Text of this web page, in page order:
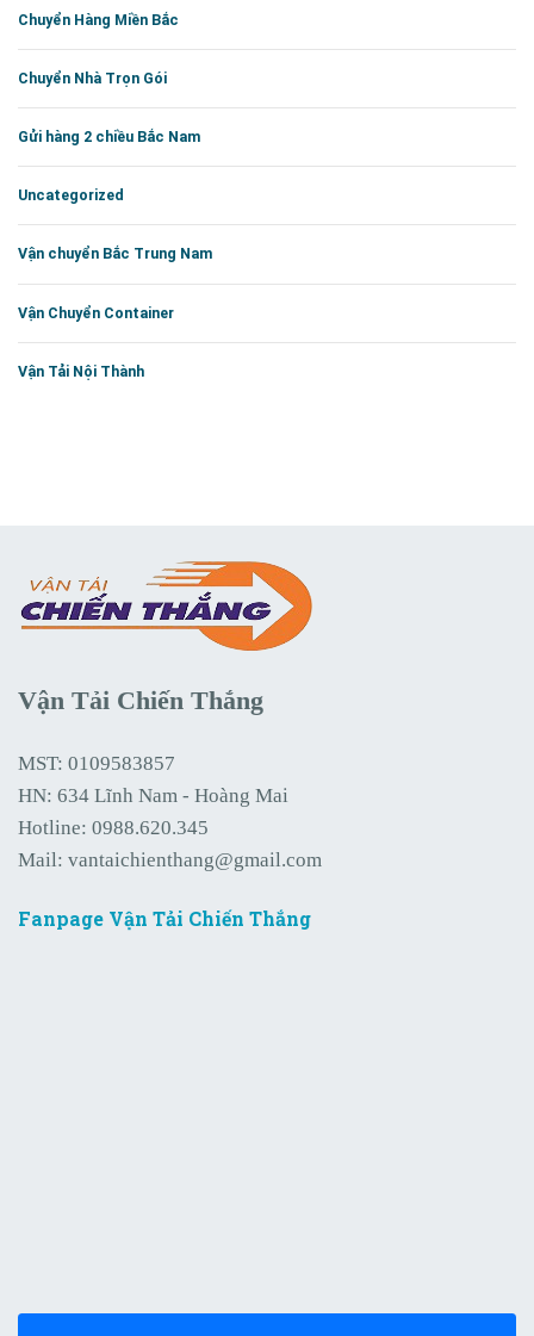
Chuyển Hàng Miền Bắc
Chuyển Nhà Trọn Gói
Gửi hàng 2 chiều Bắc Nam
Uncategorized
Vận chuyển Bắc Trung Nam
Vận Chuyển Container
Vận Tải Nội Thành
Vận Tải Chiến Thắng
MST: 0109583857
HN: 634 Lĩnh Nam - Hoàng Mai
Hotline: 0988.620.345
Mail: vantaichienthang@gmail.com
Fanpage Vận Tải Chiến Thắng